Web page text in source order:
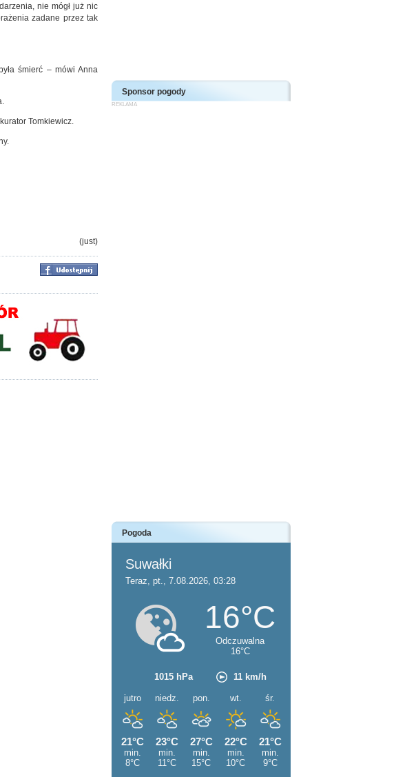
nie mógł już nic
zadane przez tak
śmierć – mówi Anna
Tomkiewicz.
(just)
Sponsor pogody
Pogoda